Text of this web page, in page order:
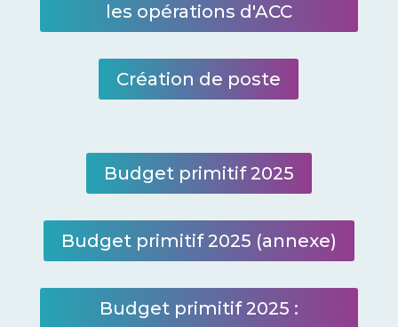
les opérations d'ACC
Création de poste
Budget primitif 2025
Budget primitif 2025 (annexe)
Budget primitif 2025 :